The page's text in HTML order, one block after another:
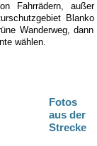
Fahrrädern, außer
Blanko
Wanderweg, dann
wählen.
Fotos
aus der
Strecke